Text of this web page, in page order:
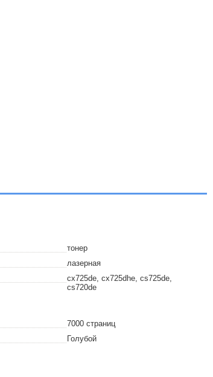
тонер
лазерная
cx725de, cx725dhe, cs725de,
cs720de
7000 страниц
Голубой